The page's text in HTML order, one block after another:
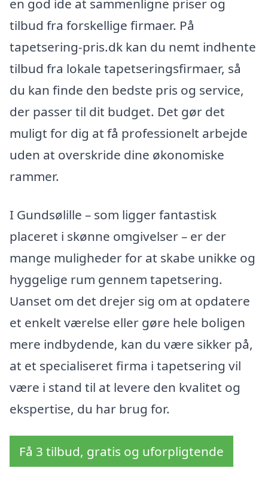
en god ide at sammenligne priser og
tilbud fra forskellige firmaer. På
tapetsering-pris.dk kan du nemt indhente
tilbud fra lokale tapetseringsfirmaer, så
du kan finde den bedste pris og service,
der passer til dit budget. Det gør det
muligt for dig at få professionelt arbejde
uden at overskride dine økonomiske
rammer.
I Gundsølille – som ligger fantastisk
placeret i skønne omgivelser – er der
mange muligheder for at skabe unikke og
hyggelige rum gennem tapetsering.
Uanset om det drejer sig om at opdatere
et enkelt værelse eller gøre hele boligen
mere indbydende, kan du være sikker på,
at et specialiseret firma i tapetsering vil
være i stand til at levere den kvalitet og
ekspertise, du har brug for.
Få 3 tilbud, gratis og uforpligtende